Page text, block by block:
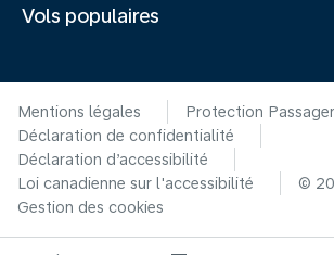
Vols populaires
Mentions légales
Protection
Déclaration de confidentialité
Déclaration d’accessibilité
Loi canadienne sur l'accessibilité
©
Gestion des cookies